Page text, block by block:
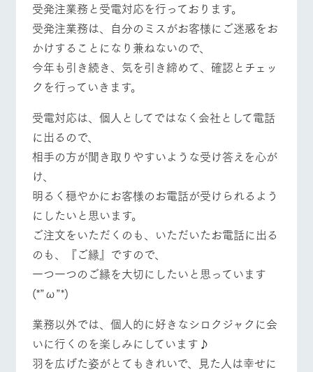
客様へ
ペットを
お連れの
お客様へ
お問い合
わせ・資
料請求
スタイルで提供
品を取り揃えた
店舗
周遊バス
牧場内を巡る周
遊バスのご案内
個人情報取扱いについて
牧場マップを見る 周遊バス
よくあるご質問
ペットをお連れの
受発注業務と受電対応を行っております。
受発注業務は、自分のミスがお客様にご迷惑をお
かけすることになり兼ねないので、
今年も引き続き、気を引き締めて、確認とチェッ
クを行っていきます。
受電対応は、個人としてではなく会社として電話
に出るので、
相手の方が聞き取りやすいような受け答えを心が
け、
明るく穏やかにお客様のお電話が受けられるよう
にしたいと思います。
ご注文をいただくのも、いただいたお電話に出る
のも、『ご縁』ですので、
一つ一つのご縁を大切にしたいと思っています
(*”ω”*)
業務以外では、個人的に好きなシロクジャクに会
いに行くのを楽しみにしています♪
羽を広げた姿がとてもきれいで、見た人は幸せに